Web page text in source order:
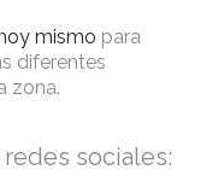
mismo para
diferentes
zona.
sociales: